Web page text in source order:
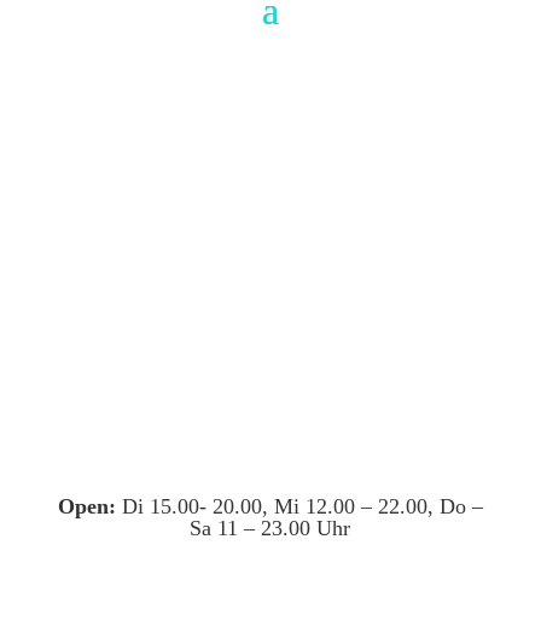
Open: Di 15.00- 20.00, Mi 12.00 – 22.00, Do –
Sa 11 – 23.00 Uhr